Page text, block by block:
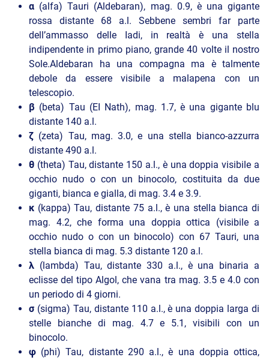
α (alfa) Tauri (Aldebaran), mag. 0.9, è una gigante
rossa distante 68 a.l. Sebbene sembri far parte
dell’ammasso delle Iadi, in realtà è una stella
indipendente in primo piano, grande 40 volte il nostro
Sole.Aldebaran ha una compagna ma è talmente
debole da essere visibile a malapena con un
telescopio.
β (beta) Tau (EI Nath), mag. 1.7, è una gigante blu
distante 140 a.l.
ζ (zeta) Tau, mag. 3.0, e una stella bianco-azzurra
distante 490 a.l.
θ (theta) Tau, distante 150 a.l., è una doppia visibile a
occhio nudo o con un binocolo, costituita da due
giganti, bianca e gialla, di mag. 3.4 e 3.9.
κ (kappa) Tau, distante 75 a.l., è una stella bianca di
mag. 4.2, che forma una doppia ottica (visibile a
occhio nudo o con un binocolo) con 67 Tauri, una
stella bianca di mag. 5.3 distante 120 a.l.
λ (lambda) Tau, distante 330 a.l., è una binaria a
eclisse del tipo Algol, che vana tra mag. 3.5 e 4.0 con
un periodo di 4 giorni.
σ (sigma) Tau, distante 110 a.l., è una doppia larga di
stelle bianche di mag. 4.7 e 5.1, visibili con un
binocolo.
φ (phi) Tau, distante 290 a.l., è una doppia ottica,